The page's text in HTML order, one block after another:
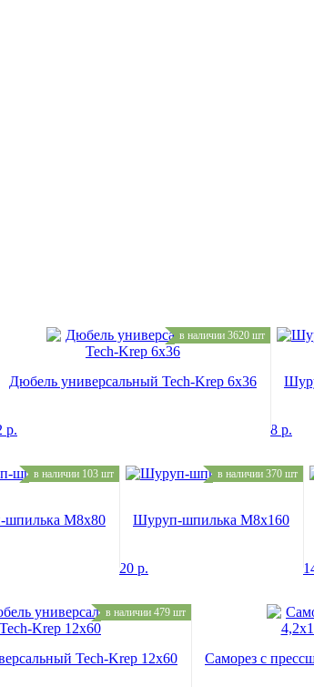
в наличии 3620 шт
Дюбель универсальный Tech-Krep 6х36
р. 8 р.
в наличии 103 шт
M8x80
в наличии 370 шт
Шуруп-шпилька M8x160
20 р.
в наличии 479 шт
Tech-Krep 12x60 Саморез с